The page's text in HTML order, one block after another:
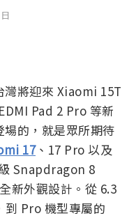
灣將迎來 Xiaomi 15T
Pad 2 Pro 等新
的，就是眾所期待
17、17 Pro 以及
Snapdragon 8
新外觀設計。從 6.3
Pro 機型專屬的